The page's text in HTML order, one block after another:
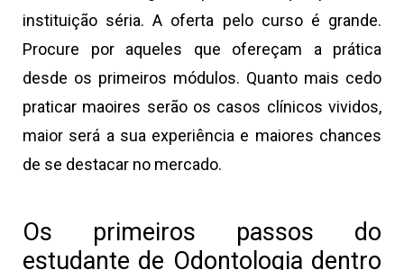
instituição séria. A oferta pelo curso é grande.
Procure por aqueles que ofereçam a prática
desde os primeiros módulos. Quanto mais cedo
praticar maoires serão os casos clínicos vividos,
maior será a sua experiência e maiores chances
de se destacar no mercado.
Os primeiros passos do
estudante de Odontologia dentro